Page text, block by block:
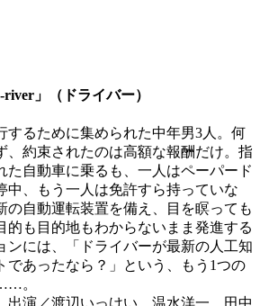
」（ドライバー）
するために集められた中年男3人。何
、約束されたのは高額な報酬だけ。指
た自動車に乗るも、一人はペーパード
中、もう一人は免許すら持っていな
の自動運転装置を備え、目を瞑っても
的も目的地もわからないまま発進する
ンには、「ドライバーが最新の人工知
であったなら？」という、もう1つの
。
出演／渡辺いっけい、温水洋一、田中